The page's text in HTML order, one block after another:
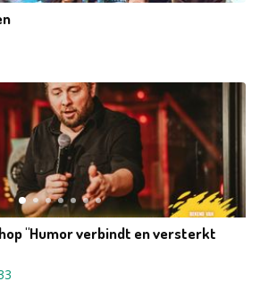
"Humor verbindt en versterkt